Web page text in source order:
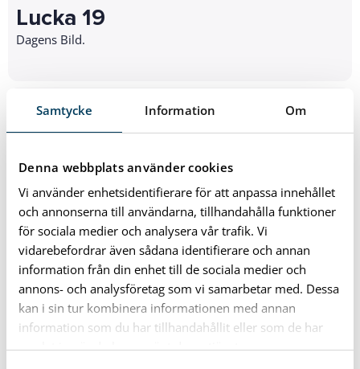
Samtycke Information Om
Denna webbplats använder cookies
Vi använder enhetsidentifierare för att anpassa innehållet
och annonserna till användarna, tillhandahålla funktioner
för sociala medier och analysera vår trafik. Vi
vidarebefordrar även sådana identifierare och annan
information från din enhet till de sociala medier och
annons- och analysföretag som vi samarbetar med. Dessa
kan i sin tur kombinera informationen med annan
information som du har tillhandahållit eller som de har
samlat in när du har använt deras tjänster.
Lucka 19
Dagens Bild.
2020-12-18
Lucka 18
Dagens Bild.
2020-12-17
Sista konstutställningen på
Flaggen huset i Karlshamn
Måndagen den 14 december startade den tredje och sista
konstutställningen på andra våningen i Flaggen huset i
Karlshamn och den håller på till den 6…
2020-12-17